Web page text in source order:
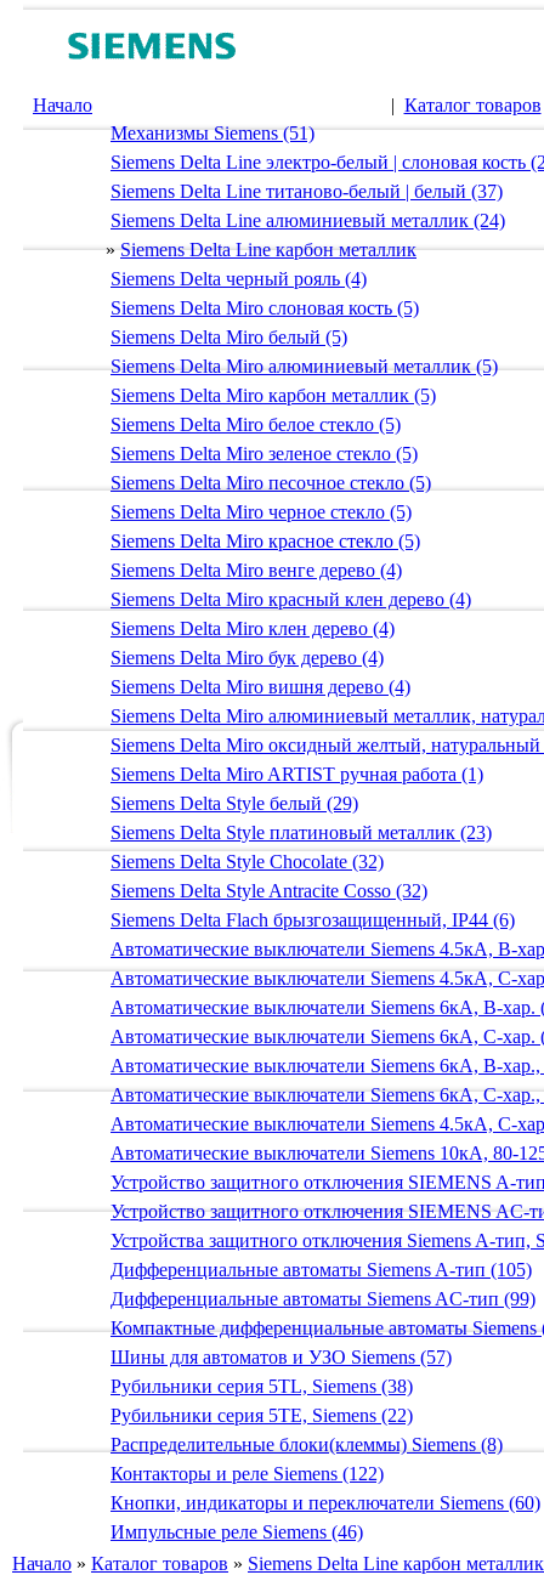
Начало | Каталог товаров
Механизмы Siemens (51)
Siemens Delta Line электро-белый | слоновая кость
Siemens Delta Line титаново-белый | белый (37)
Siemens Delta Line алюминиевый металлик (24)
»Siemens Delta Line карбон металлик
Siemens Delta черный рояль (4)
Siemens Delta Miro слоновая кость (5)
Siemens Delta Miro белый (5)
Siemens Delta Miro алюминиевый металлик (5)
Siemens Delta Miro карбон металлик (5)
Siemens Delta Miro белое стекло (5)
Siemens Delta Miro зеленое стекло (5)
Siemens Delta Miro песочное стекло (5)
Siemens Delta Miro черное стекло (5)
Siemens Delta Miro красное стекло (5)
Siemens Delta Miro венге дерево (4)
Siemens Delta Miro красный клен дерево (4)
Siemens Delta Miro клен дерево (4)
Siemens Delta Miro бук дерево (4)
Siemens Delta Miro вишня дерево (4)
Siemens Delta Miro алюминиевый металлик,
Siemens Delta Miro оксидный желтый,
Siemens Delta Miro ARTIST ручная работа (1)
Siemens Delta Style белый (29)
Siemens Delta Style платиновый металлик (23)
Siemens Delta Style Chocolate (32)
Siemens Delta Style Antracite Cosso (32)
Siemens Delta Flach брызгозащищенный, IP44 (6)
Автоматические выключатели Siemens 4.5кА, B-
Автоматические выключатели Siemens 4.5кА, C-
Автоматические выключатели Siemens 6кА, B-хар.
Автоматические выключатели Siemens 6кА, С-хар.
Автоматические выключатели Siemens 6кА, B-
Автоматические выключатели Siemens 6кА, C-
Автоматические выключатели Siemens 4.5кА, C-
Автоматические выключатели Siemens 10кА, 80-
Устройство защитного отключения SIEMENS A-
Устройство защитного отключения SIEMENS AС-
Устройства защитного отключения Siemens A-тип,
Дифференциальные автоматы Siemens A-тип (105)
Дифференциальные автоматы Siemens AС-тип (99)
Компактные дифференциальные автоматы Siemens
Шины для автоматов и УЗО Siemens (57)
Рубильники серия 5TL, Siemens (38)
Рубильники серия 5TE, Siemens (22)
Распределительные блоки(клеммы) Siemens (8)
Контакторы и реле Siemens (122)
Кнопки, индикаторы и переключатели Siemens (60)
Импульсные реле Siemens (46)
Начало » Каталог товаров » Siemens Delta Line карбон металлик